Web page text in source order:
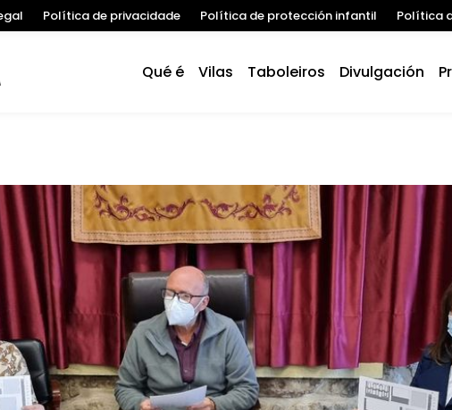
Política de privacidade Política de protección infantil Política
Qué é Vilas Taboleiros Divulgación